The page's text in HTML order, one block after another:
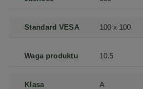
Standard VESA 100 x 100
Waga produktu 10.5
Klasa A